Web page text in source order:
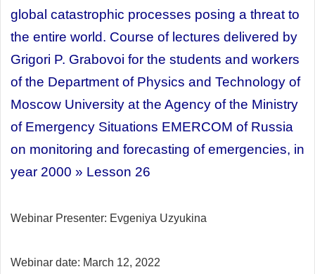
global catastrophic processes posing a threat to
the entire world. Course of lectures delivered by
Grigori P. Grabovoi for the students and workers
of the Department of Physics and Technology of
Moscow University at the Agency of the Ministry
of Emergency Situations EMERCOM of Russia
on monitoring and forecasting of emergencies, in
year 2000 » Lesson 26
Webinar Presenter: Evgeniya Uzyukina
Webinar date: March 12, 2022